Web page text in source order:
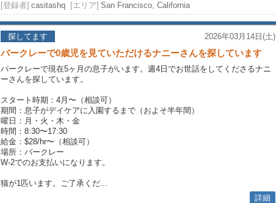
[登録者] casitashq [エリア] San Francisco, California
探してます 2026年03月14日(土)
バークレーで0歳児を見ていただけるナニーさんを探しています
バークレーで現在5ヶ月の息子がいます。週4日でお世話をしてくださるナニ
ーさんを探しています。
スタート時期：4月〜（相談可）
期間：息子がデイケアに入園するまで（およそ半年間）
曜日：月・火・木・金
時間：8:30〜17:30
給金：$28/hr〜（相談可）
場所：バークレー
W-2でのお支払いになります。
猫が1匹います。ご了承くだ...
詳細